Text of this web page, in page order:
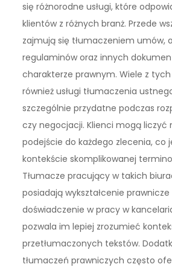
się różnorodne usługi, które
klientów z różnych branż. Przede
zajmują się tłumaczeniem umów,
regulaminów oraz innych
charakterze prawnym. Wiele z
również usługi tłumaczenia
szczególnie przydatne podczas
czy negocjacji. Klienci mogą liczyć
podejście do każdego zlecenia, co
kontekście skomplikowanej
Tłumacze pracujący w takich
posiadają wykształcenie prawnicze
doświadczenie w pracy w
pozwala im lepiej zrozumieć
przetłumaczonych tekstów.
tłumaczeń prawniczych często